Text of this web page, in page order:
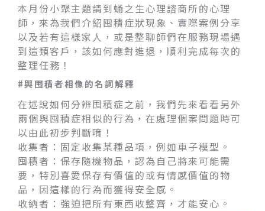
本月份小聚主題請到蛹之生心理諮商所的心理
師，來為我們介紹囤積症狀現象、實際案例分享
以及若有這樣家人，或是整聊師們在服務現場遇
到這類客戶，該如何應對進退，順利完成每次的
整理任務！
#與囤積者相像的名詞解釋
在述說如何分辨囤積症之前，我們先來看看另外
兩個與囤積症相似的行為，在處理個案問題時可
以由此初步判斷唷！
收集者：固定收集某種品項，例如車子模型。
囤積者：保存隨機物品，認為自己將來可能需
要，特別喜愛保存有價值的或有情感價值的物
品，因這樣的行為而獲得安全感。
收納者：強迫把所有東西收整齊，才能安心。